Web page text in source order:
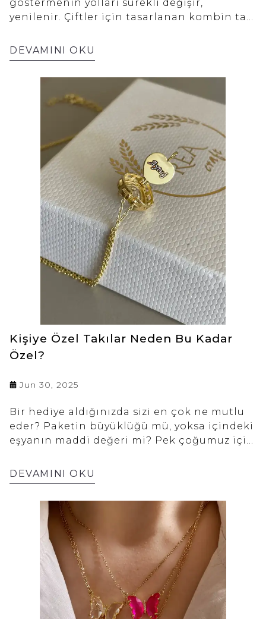
göstermenin yolları sürekli değişir,
yenilenir. Çiftler için tasarlanan kombin takı
olanlarından biridir. Sıradan bir hediye
alışverişinin çok ötesinde, bu setler
dönüşür. Her bir parça, paylaşılan anıları,
ortak zevkleri ve geleceğe dönük hayalleri
üzerinde taşır. Birlikteliğinizi her an
yanınızda hissetmenizi sağlayan bu özel
aksesuarlar, sevginizin gücünü dışa vurur.
DEVAMINI OKU
Kişiye Özel Takılar Neden Bu Kadar
Özel?
Jun 30, 2025
Bir hediye aldığınızda sizi en çok ne mutlu
eder? Paketin büyüklüğü mü, yoksa içindeki
eşyanın maddi değeri mi? Pek çoğumuz için
hediyeyi unutulmaz kılan, ona yüklenen
düşünce, harcanan emek ve taşıdığı
tasarlanmış takılar, diğer tüm
seçeneklerden ayrı bir yerde durur. Onlar
sadece birer aksesuar değildir. Her biri,
parmak izi gibi eşsiz, bir anı gibi değerli ve
bir hikaye gibi ölümsüzdür.
DEVAMINI OKU